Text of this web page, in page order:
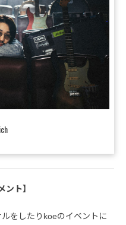
ント】
をしたりkoeのイベントに